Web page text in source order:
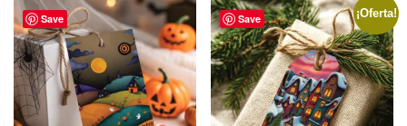
Save Save ¡Oferta!